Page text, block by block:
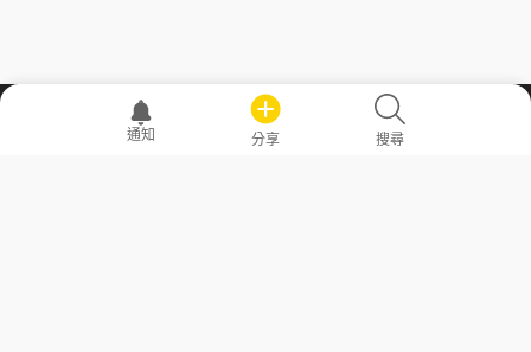
職場透明化運動
通知 分享 搜尋